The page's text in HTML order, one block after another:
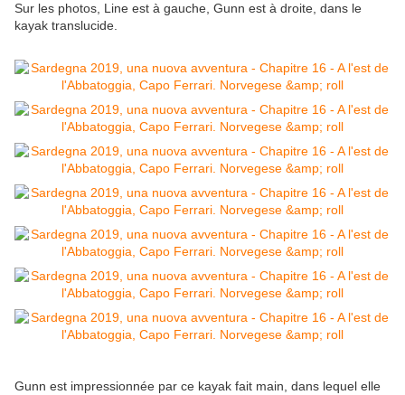
Sur les photos, Line est à gauche, Gunn est à droite, dans le
kayak translucide.
Gunn est impressionnée par ce kayak fait main, dans lequel elle